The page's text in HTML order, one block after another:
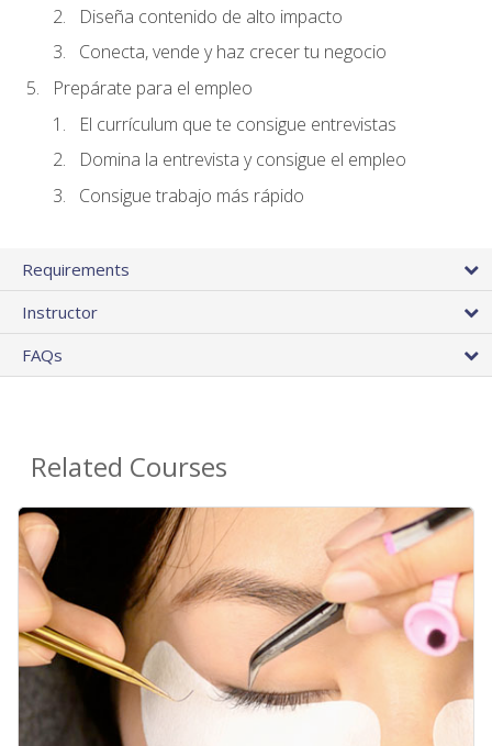
Diseña contenido de alto impacto
Conecta, vende y haz crecer tu negocio
Prepárate para el empleo
El currículum que te consigue entrevistas
Domina la entrevista y consigue el empleo
Consigue trabajo más rápido
Requirements
Instructor
FAQs
Related Courses